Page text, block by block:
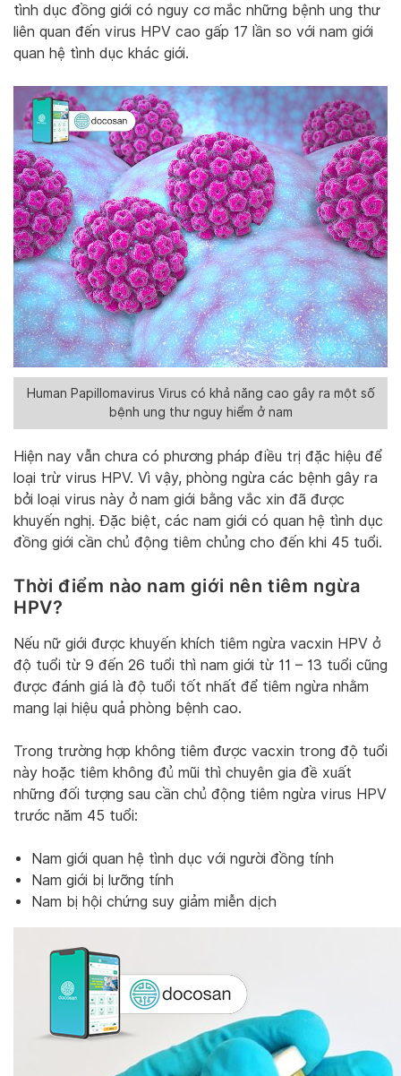
tình dục đồng giới có nguy cơ mắc những bệnh ung thư
liên quan đến virus HPV cao gấp 17 lần so với nam giới
quan hệ tình dục khác giới.
Human Papillomavirus Virus có khả năng cao gây ra một số
bệnh ung thư nguy hiểm ở nam
Hiện nay vẫn chưa có phương pháp điều trị đặc hiệu để
loại trừ virus HPV. Vì vậy, phòng ngừa các bệnh gây ra
bởi loại virus này ở nam giới bằng vắc xin đã được
khuyến nghị. Đặc biệt, các nam giới có quan hệ tình dục
đồng giới cần chủ động tiêm chủng cho đến khi 45 tuổi.
Thời điểm nào nam giới nên tiêm ngừa
HPV?
Nếu nữ giới được khuyến khích tiêm ngừa vacxin HPV ở
độ tuổi từ 9 đến 26 tuổi thì nam giới từ 11 – 13 tuổi cũng
được đánh giá là độ tuổi tốt nhất để tiêm ngừa nhằm
mang lại hiệu quả phòng bệnh cao.
Trong trường hợp không tiêm được vacxin trong độ tuổi
này hoặc tiêm không đủ mũi thì chuyên gia đề xuất
những đối tượng sau cần chủ động tiêm ngừa virus HPV
trước năm 45 tuổi:
Nam giới quan hệ tình dục với người đồng tính
Nam giới bị lưỡng tính
Nam bị hội chứng suy giảm miễn dịch